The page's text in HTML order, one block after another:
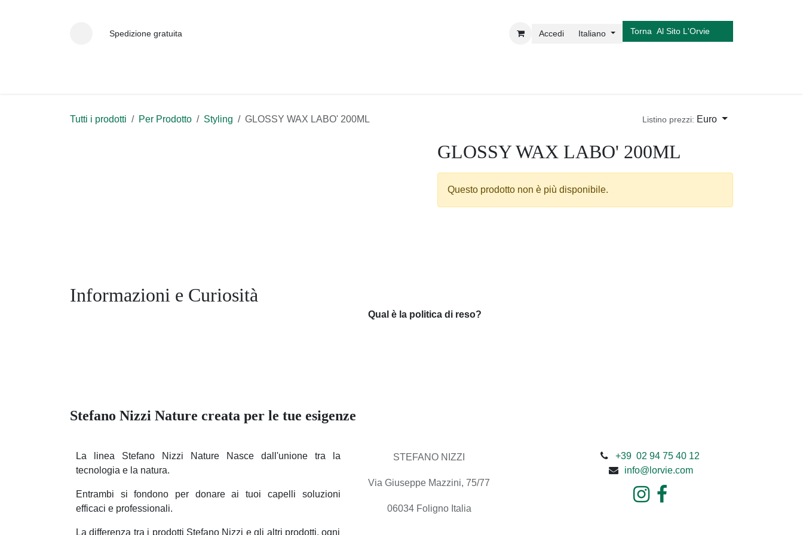
Spedizione gratuita Accedi Italiano Torna Al Sito L'Orvie
Tutti i prodotti Per Prodotto Styling GLOSSY WAX LABO' 200ML Listino prezzi: Euro
GLOSSY WAX LABO' 200ML
Questo prodotto non è più disponibile.
Informazioni e
Qual è la politica di reso?
Stefano Nizzi Nature creata per le tue esigenze
La linea Stefano Nizzi Nature Nasce dall'unione tra la
tecnologia e la natura.
Entrambi si fondono per donare ai tuoi capelli soluzioni
efficaci e professionali.
La differenza tra i prodotti Stefano Nizzi e gli altri prodotti,
STEFANO NIZZI
Via Giuseppe Mazzini, 75/77
06034 Foligno Italia
+39 02 94 75 40 12
info@lorvie.com